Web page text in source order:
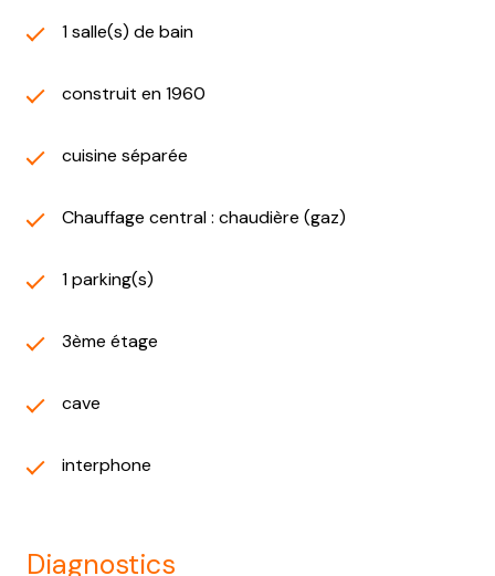
1 salle(s) de bain
construit en 1960
cuisine séparée
Chauffage central : chaudière (gaz)
1 parking(s)
3ème étage
cave
interphone
diagnostics